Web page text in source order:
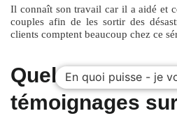
Il connaît son travail car il a aidé et
couples afin de les sortir des
clients comptent beaucoup chez ce
Quelques avis et
témoignages
En quoi puisse - je